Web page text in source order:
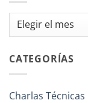
Archivos
CATEGORÍAS
Charlas Técnicas